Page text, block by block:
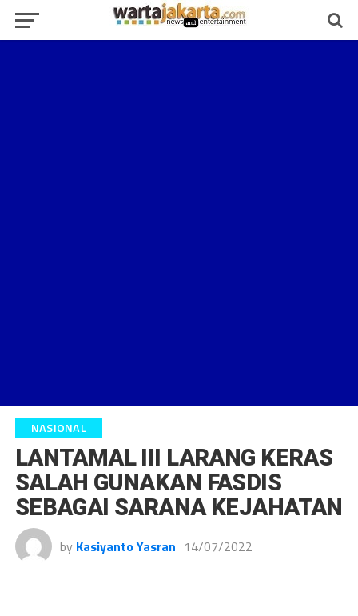
NASIONAL
LANTAMAL III LARANG KERAS
SALAH GUNAKAN FASDIS
SEBAGAI SARANA KEJAHATAN
by Kasiyanto Yasran 14/07/2022